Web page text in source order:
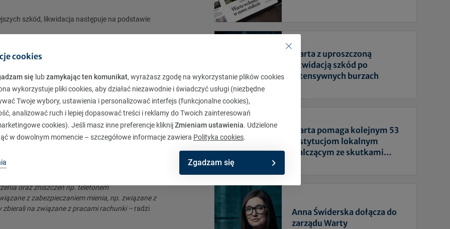
szkód, likwidacja następuje na podstawie
do oględzin tam, gdzie są one konieczne,
kraju na tereny najbardziej dotknięte powodzią,
powodzią otrzymali wiadomości SMS z
zabezpieczania mienia,
od razu rozpocząć porządkowanie miejsca
jest jednak, aby dokładnie udokumentowali
tragedii, która ich dotknęła i nie wie, co robić w
zgłoszenia szkody na stronach
aby zacząć sprzątać i naprawiać swój
oraz zniszczeń np. telefonem
z zabezpieczaniem mienia, np. związane z
na związane z pracami rachunki – radzi
Warta z uproszczoną
likwidacją szkód po
intensywnych burzach
Warta pomaga kolejnym 53
instytucjom lokalnym
walczącym ze skutkami
Anna Świderska dołącza do
zarządu Warty
cookies
się lubzamykając ten komunikat, wyrażasz zgodę na wykorzystanie plików cookies
wykorzystuje pliki cookies, aby działać niezawodnie i świadczyć usługi (niezbędne
Twoje wybory, ustawienia i personalizować interfejs (funkcjonalne cookies),
analizować ruch i lepiej dopasować treści i reklamy do Twoich zainteresowań
cookies). Jeśli masz inne preferencje kliknijZmieniam ustawienia. Udzielone
w dowolnym momencie – szczegółowe informacje zawiera Polityka cookies.
Zgadzam się